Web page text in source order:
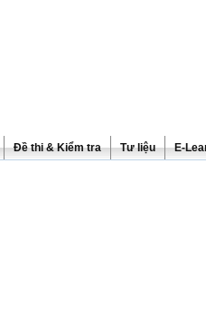
Đề thi & Kiểm tra Tư liệu E-